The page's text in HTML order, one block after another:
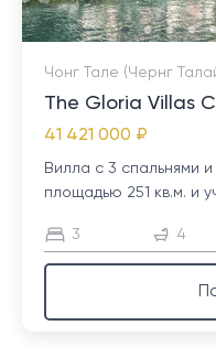
Чонг Тале (Чернг
The Gloria Villas
41 421 000 ₽
Вилла с 3 спальнями
площадью 251 кв.м. и
3 4